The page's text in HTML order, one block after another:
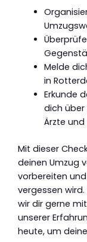
Melde
in
Erkunde
dich über
Ärzte
Mit dieser
deinen Umzug
vorbereiten
vergessen
wir dir gerne
unserer
heute, um